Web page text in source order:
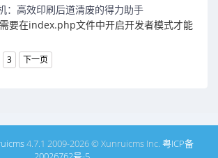
：高效印刷后道清废的得力助手
要在index.php文件中开启开发者模式才能
3 下一页
4.7.1 2009-2026 © Xunruicms Inc. 粤ICP备